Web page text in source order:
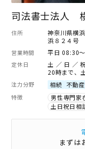
司法書士法人
住所
神奈川県横
浜８２４号
営業時間 平日 08:30
定休日
土 ／ 日 ／
20時まで、
注力分野 相続 不動産
特徴 男性専門家
土日祝日相
まずは